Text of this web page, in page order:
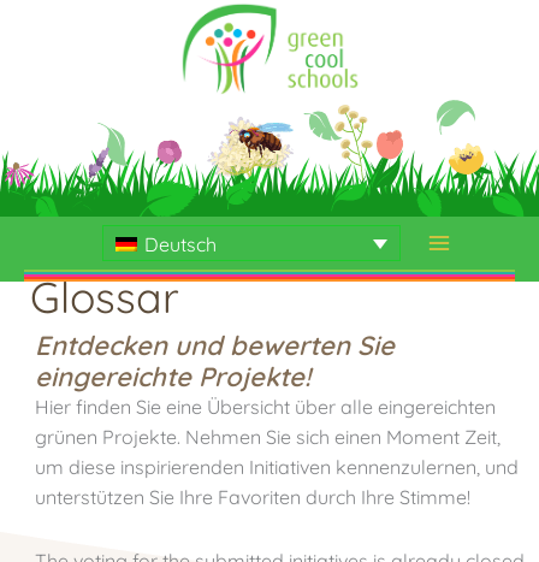
Deutsch
Glossar
Entdecken und bewerten Sie
eingereichte Projekte!
Hier finden Sie eine Übersicht über alle eingereichten
grünen Projekte. Nehmen Sie sich einen Moment Zeit,
um diese inspirierenden Initiativen kennenzulernen, und
unterstützen Sie Ihre Favoriten durch Ihre Stimme!